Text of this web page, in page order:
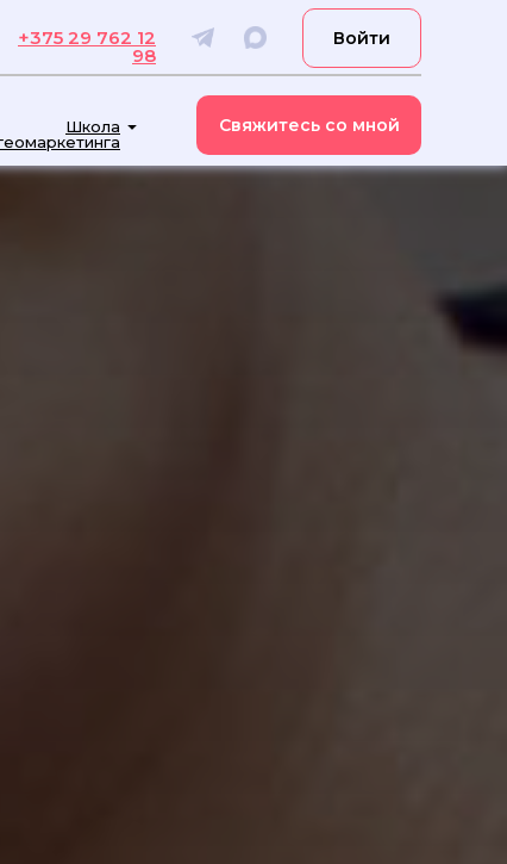
Школа
Свяжитесь со мной
Войти
+375 29 762 12
98